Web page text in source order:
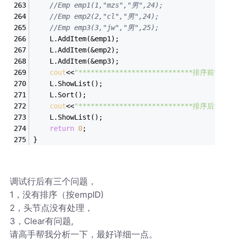
//Emp emp1(1,"mzs","男",24);
//Emp emp2(2,"cl","男",24);
//Emp emp3(3,"jw","男",25);
	L.AddItem(&emp1);
	L.AddItem(&emp2);
	L.AddItem(&emp3);
cout<<"****************************排序前
	L.ShowList();
	L.Sort();
cout<<"****************************排序后
	L.ShowList();
return 0;
}
调试行后有三个问题，
1，没有排序（按empID)
2，头节点没有处理，
3，Clear有问题,
请高手帮我分析一下，最好详细一点。